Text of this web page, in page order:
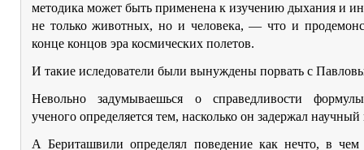
методика может быть применена к изучению дыхания и
не только животных, но и человека, — что и
конце концов эра космических полетов.
И такие иследователи были вынуждены порвать с
Невольно задумываешься о справедливости
ученого определяется тем, насколько он задержал
А Бериташвили определял поведение как нечто, в чем